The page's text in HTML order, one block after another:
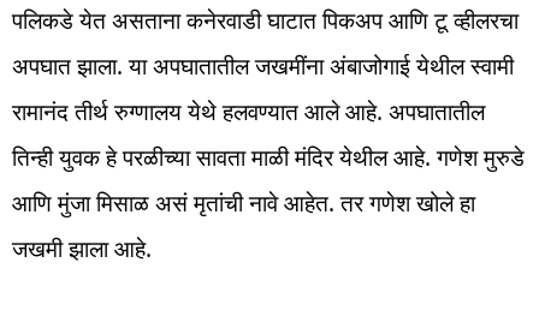
पलिकडे येत असताना कनेरवाडी घाटात पिकअप आणि टू व्हीलरचा
अपघात झाला. या अपघातातील जखमींना अंबाजोगाई येथील स्वामी
रामानंद तीर्थ रुग्णालय येथे हलवण्यात आले आहे. अपघातातील
तिन्ही युवक हे परळीच्या सावता माळी मंदिर येथील आहे. गणेश मुरुडे
आणि मुंजा मिसाळ असं मृतांची नावे आहेत. तर गणेश खोले हा
जखमी झाला आहे.